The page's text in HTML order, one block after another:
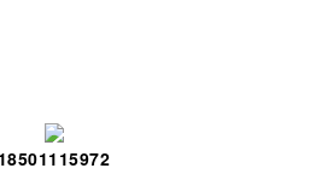
18501115972